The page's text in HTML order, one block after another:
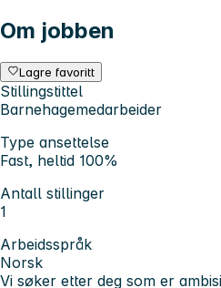
Om jobben
Lagre favoritt
Stillingstittel
Barnehagemedarbeider
Type ansettelse
Fast, heltid 100%
Antall stillinger
1
Arbeidsspråk
Norsk
Vi søker etter deg som er